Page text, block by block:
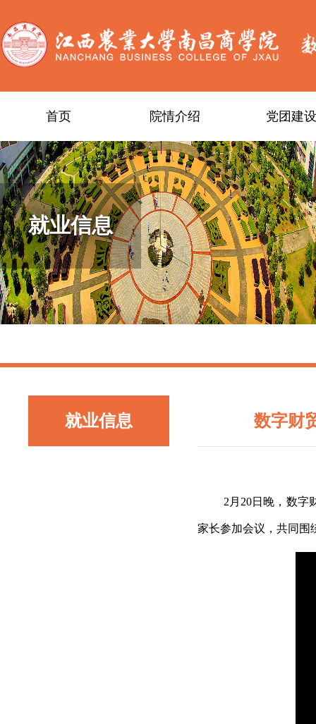
首页 院情介绍 党团建设
就业信息
就业信息 数字财
2月20日晚，数字
家长参加会议，共同围